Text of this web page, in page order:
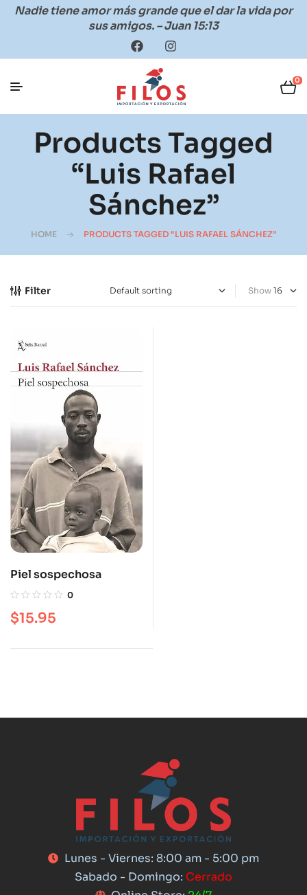
Nadie tiene amor más grande que el dar la vida por
sus amigos. – Juan 15:13
0
Products Tagged
“Luis Rafael
Sánchez”
HOME PRODUCTS TAGGED “LUIS RAFAEL SÁNCHEZ”
Filter Show
Piel sospechosa
0
$15.95
Lunes - Viernes: 8:00 am - 5:00 pm
Sabado - Domingo: Cerrado